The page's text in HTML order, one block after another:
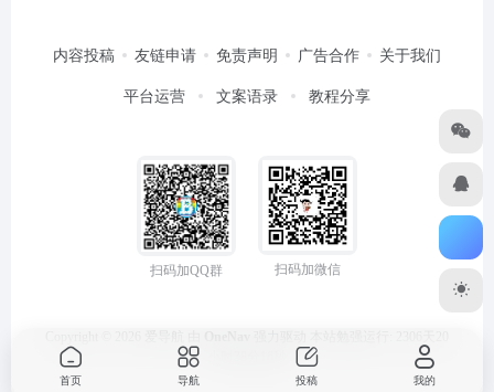
内容投稿 友链申请 免责声明 广告合作 关于我们
平台运营 文案语录 教程分享
扫码加QQ群 扫码加微信
首页 导航 投稿 我的